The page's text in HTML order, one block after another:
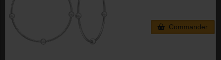
Commander